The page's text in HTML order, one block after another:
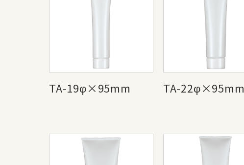
TA-19φ×95mm TA-22φ×95mm